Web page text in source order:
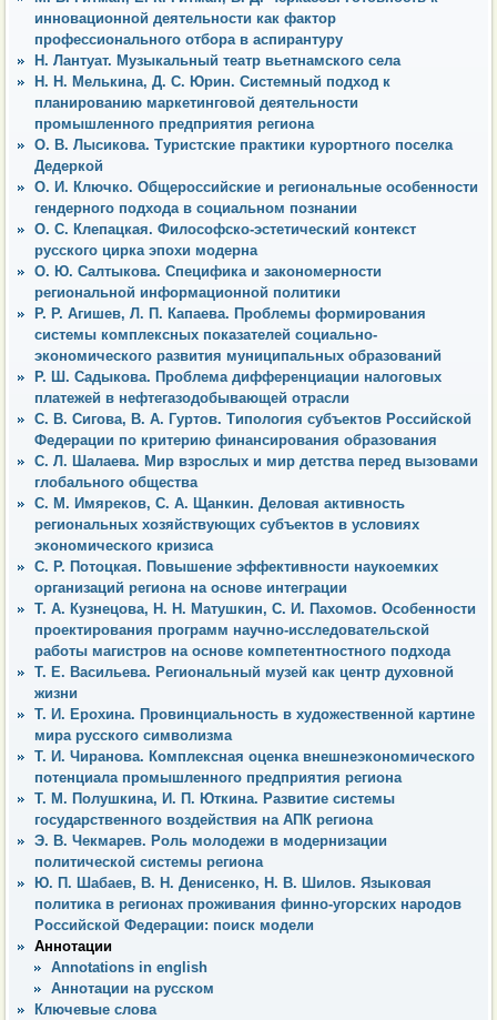
инновационной деятельности как фактор
профессионального отбора в аспирантуру
Н. Лантуат. Музыкальный театр вьетнамского села
Н. Н. Мелькина, Д. С. Юрин. Системный подход к
планированию маркетинговой деятельности
промышленного предприятия региона
О. В. Лысикова. Туристские практики курортного поселка
Дедеркой
О. И. Ключко. Общероссийские и региональные особенности
гендерного подхода в социальном познании
О. С. Клепацкая. Философско-эстетический контекст
русского цирка эпохи модерна
О. Ю. Салтыкова. Специфика и закономерности
региональной информационной политики
Р. Р. Агишев, Л. П. Капаева. Проблемы формирования
системы комплексных показателей социально-
экономического развития муниципальных образований
Р. Ш. Садыкова. Проблема дифференциации налоговых
платежей в нефтегазодобывающей отрасли
С. В. Сигова, В. А. Гуртов. Типология субъектов Российской
Федерации по критерию финансирования образования
С. Л. Шалаева. Мир взрослых и мир детства перед вызовами
глобального общества
С. М. Имяреков, С. А. Щанкин. Деловая активность
региональных хозяйствующих субъектов в условиях
экономического кризиса
С. Р. Потоцкая. Повышение эффективности наукоемких
организаций региона на основе интеграции
Т. А. Кузнецова, Н. Н. Матушкин, С. И. Пахомов. Особенности
проектирования программ научно-исследовательской
работы магистров на основе компетентностного подхода
Т. Е. Васильева. Региональный музей как центр духовной
жизни
Т. И. Ерохина. Провинциальность в художественной картине
мира русского символизма
Т. И. Чиранова. Комплексная оценка внешнеэкономического
потенциала промышленного предприятия региона
Т. М. Полушкина, И. П. Юткина. Развитие системы
государственного воздействия на АПК региона
Э. В. Чекмарев. Роль молодежи в модернизации
политической системы региона
Ю. П. Шабаев, В. Н. Денисенко, Н. В. Шилов. Языковая
политика в регионах проживания финно-угорских народов
Российской Федерации: поиск модели
Аннотации
Annotations in english
Аннотации на русском
Ключевые слова